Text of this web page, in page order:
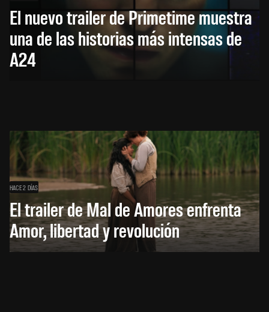
El nuevo trailer de Primetime muestra
una de las historias más intensas de
A24
HACE 2 DÍAS
El trailer de Mal de Amores enfrenta
Amor, libertad y revolución